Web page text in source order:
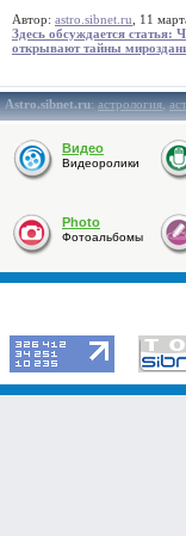
Автор: astro.sibnet.ru , 11
Здесь обсуждается статья:
открывают тайны
Astro.sibnet.ru:астрология,
Видео
Видеоролики
Photo
Фотоальбомы